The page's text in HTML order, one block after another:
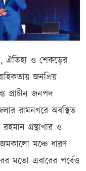
ঐতিহ্য ও শেকড়ের
জনপ্রিয়
প্রাচীন জনপদ
রামনগরে অবস্থিত
গ্রন্থাগার ও
মঞ্চে ধারণ
মতো এবারের পর্বেও